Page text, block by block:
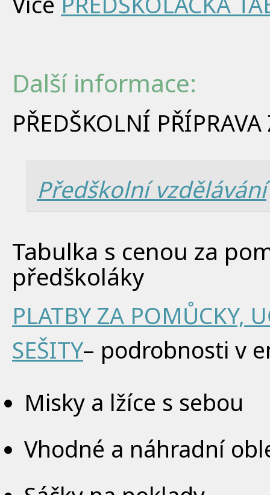
Další informace:
PŘEDŠKOLNÍ PŘÍPRAVA
Předškolní vzdělávání
Tabulka s cenou za
předškoláky
PLATBY ZA POMŮCKY,
SEŠITY– podrobnosti v
Misky a lžíce s sebou
Vhodné a náhradní